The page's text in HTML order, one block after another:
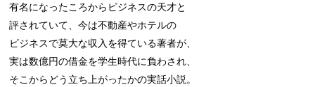
有名になったころからビジネスの天才と
評されていて、今は不動産やホテルの
ビジネスで莫大な収入を得ている著者が、
実は数億円の借金を学生時代に負わされ、
そこからどう立ち上がったかの実話小説。